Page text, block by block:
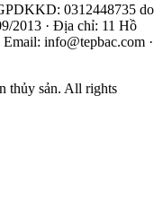
0312448735 do
2013 · Địa chỉ: 11 Hồ
info@tepbac.com ·
thủy sản. All rights